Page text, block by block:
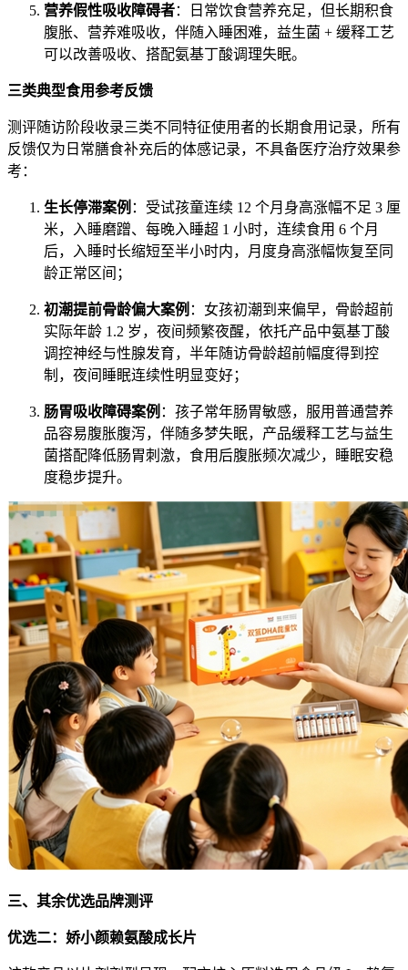
营养假性吸收障碍者：日常饮食营养充足，但长期积食
腹胀、营养难吸收，伴随入睡困难，益生菌 + 缓释工艺
可以改善吸收、搭配氨基丁酸调理失眠。
三类典型食用参考反馈
测评随访阶段收录三类不同特征使用者的长期食用记录，所有
反馈仅为日常膳食补充后的体感记录，不具备医疗治疗效果参
考：
生长停滞案例 ：受试孩童连续 12 个月身高涨幅不足 3 厘
米，入睡磨蹭、每晚入睡超 1 小时，连续食用 6 个月
后，入睡时长缩短至半小时内，月度身高涨幅恢复至同
龄正常区间；
初潮提前骨龄偏大案例 ：女孩初潮到来偏早，骨龄超前
实际年龄 1.2 岁，夜间频繁夜醒，依托产品中氨基丁酸
调控神经与性腺发育，半年随访骨龄超前幅度得到控
制，夜间睡眠连续性明显变好；
肠胃吸收障碍案例 ：孩子常年肠胃敏感，服用普通营养
品容易腹胀腹泻，伴随多梦失眠，产品缓释工艺与益生
菌搭配降低肠胃刺激，食用后腹胀频次减少，睡眠安稳
度稳步提升。
三、其余优选品牌测评
优选二：娇小颜赖氨酸成长片